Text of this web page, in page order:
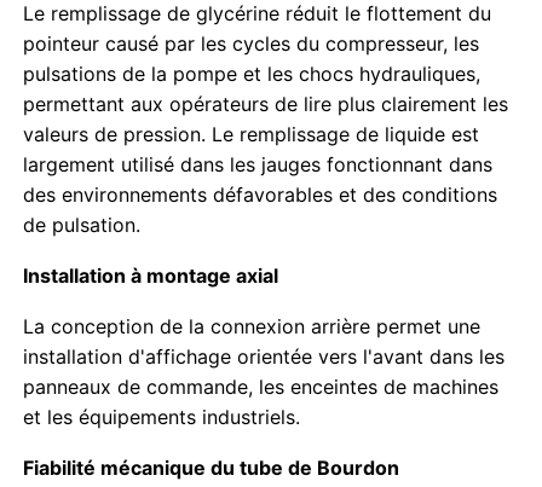
jaugeur rempli de liquide
Le détecteur de pression électrique
Kits de test de pression
le manomètre à sec
Mini manomètre de pression
Le remplissage de glycérine réduit le flottement du
pointeur causé par les cycles du compresseur, les
pulsations de la pompe et les chocs hydrauliques,
permettant aux opérateurs de lire plus clairement les
valeurs de pression. Le remplissage de liquide est
largement utilisé dans les jauges fonctionnant dans
des environnements défavorables et des conditions
de pulsation.
Installation à montage axial
La conception de la connexion arrière permet une
installation d'affichage orientée vers l'avant dans les
panneaux de commande, les enceintes de machines
et les équipements industriels.
Fiabilité mécanique du tube de Bourdon